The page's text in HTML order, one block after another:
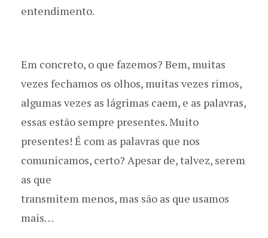
entendimento.
Em concreto, o que fazemos? Bem, muitas
vezes fechamos os olhos, muitas vezes rimos,
algumas vezes as lágrimas caem, e as palavras,
essas estão sempre presentes. Muito
presentes! É com as palavras que nos
comunicamos, certo? Apesar de, talvez, serem
as que
transmitem menos, mas são as que usamos
mais…